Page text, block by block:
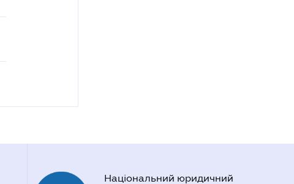
Національний юридичний